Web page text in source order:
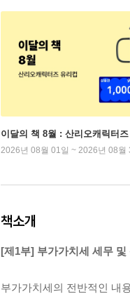
이달의 책 8월 : 산리오캐릭터즈
2026년 08월 01일 ~ 2026년 08월
책소개
[제1부] 부가가치세 세무 및
부가가치세의 전반적인 내